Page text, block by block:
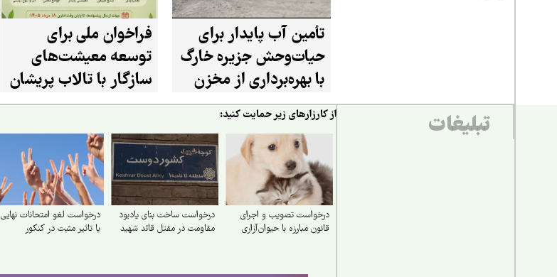
تأمین آب پایدار برای
حیات‌وحش جزیره خارگ
با بهره‌برداری از مخزن
۲۰ هزار لیتری
فراخوان ملی برای
توسعه معیشت‌های
سازگار با تالاب پریشان
در استان فارس
تبلیغات از کارزارهای زیر حمایت کنید:
درخواست تصویب و اجرای
قانون مبارزه با حیوان‌آزاری
درخواست ساخت بنای یادبود
مقاومت در مقتل قائد شهید
درخواست لغو امتحانات نهایی
یا تاثیر مثبت در کنکور